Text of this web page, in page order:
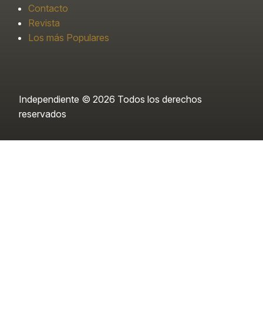
Contacto
Revista
Los más Populares
Independiente © 2026 Todos los derechos
reservados